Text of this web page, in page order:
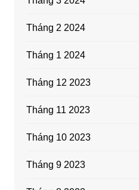
Tháng 2 2024
Tháng 1 2024
Tháng 12 2023
Tháng 11 2023
Tháng 10 2023
Tháng 9 2023